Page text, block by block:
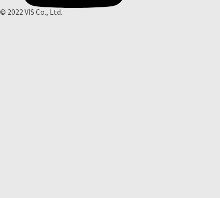
© 2022 VIS Co., Ltd.